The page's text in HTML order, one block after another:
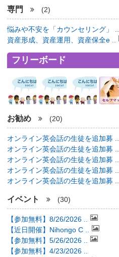
専門 (2)
悩みや不安を「カウンセリング」 ..
資産形成、資産運用、資産保全e ..
フリーボード
お勧め (20)
オンライン英会話の生徒を追加募 ..
オンライン英会話の生徒を追加募 ..
オンライン英会話の生徒を追加募 ..
オンライン英会話の生徒を追加募 ..
オンライン英会話の生徒を追加募 ..
イベント (30)
【参加無料】8/26/2026 ..
【近日開催】Nihongo C ..
【参加無料】5/26/2026 ..
【参加無料】4/23/2026 ..